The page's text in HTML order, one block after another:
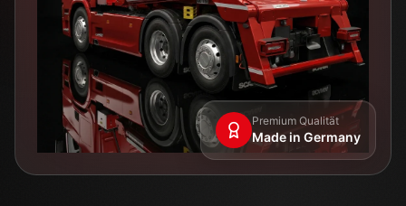
Premium Qualität
Made in Germany